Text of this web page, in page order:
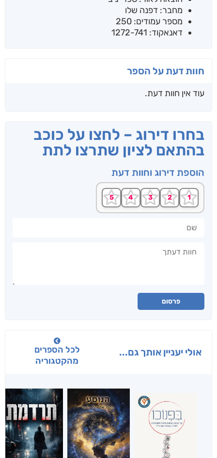
מחבר: דפנה שלו
מספר עמודים: 250
דאנאקוד: 1272-741
חוות דעת על הספר
עוד אין חוות דעת.
בחרו דירוג – לחצו על כוכב
בהתאם לציון שתרצו לתת
הוספת דירוג וחוות דעת
פרסום
אולי יעניין אותך גם...
לכל הספרים
מהקטגוריה